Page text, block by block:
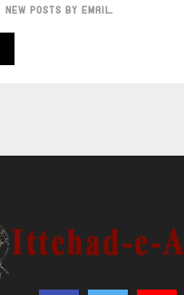
NEW POSTS BY EMAIL.